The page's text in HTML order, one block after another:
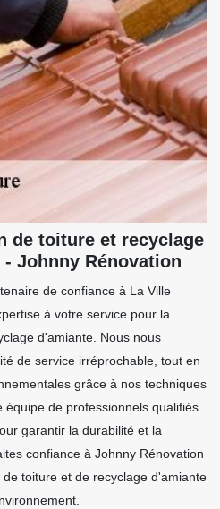
de toiture et recyclage
Johnny Rénovation
de confiance à La Ville
à votre service pour la
d'amiante. Nous nous
de service irréprochable, tout en
grâce à nos techniques
de professionnels qualifiés
garantir la durabilité et la
confiance à Johnny Rénovation
toiture et de recyclage d'amiante